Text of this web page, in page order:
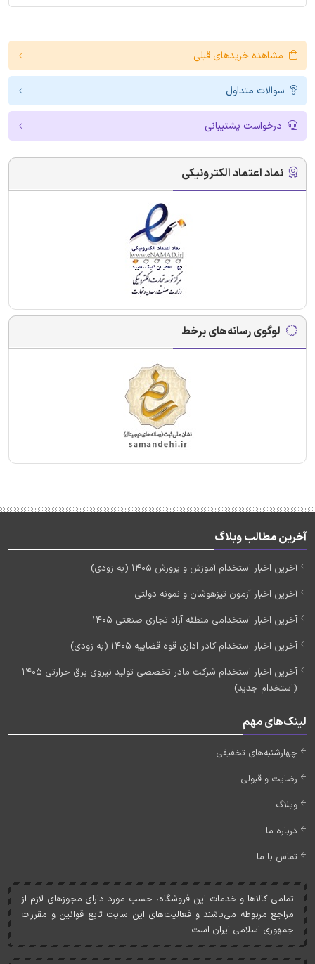
مشاهده خریدهای قبلی
سوالات متداول
درخواست پشتیبانی
نماد اعتماد الکترونیکی
لوگوی رسانه‌های برخط
آخرین مطالب وبلاگ
آخرین اخبار استخدام آموزش و پرورش 1405 (به زودی)
آخرین اخبار آزمون تیزهوشان و نمونه دولتی
آخرین اخبار استخدامی منطقه آزاد تجاری صنعتی 1405
آخرین اخبار استخدام کادر اداری قوه قضاییه 1405 (به زودی)
آخرین اخبار استخدام شرکت مادر تخصصی تولید نیروی برق حرارتی 1405
(استخدام جدید)
لینک‌های مهم
چهارشنبه‌های تخفیفی
رضایت و قبولی
وبلاگ
درباره ما
تماس با ما
تمامی کالاها و خدمات اين فروشگاه، حسب مورد دارای مجوزهای لازم از
مراجع مربوطه می‌باشند و فعاليت‌های اين سايت تابع قوانين و مقررات
جمهوری اسلامی ايران است.